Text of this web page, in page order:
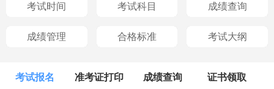
考试时间 考试科目 成绩查询
成绩管理 合格标准 考试大纲
考试报名 准考证打印 成绩查询 证书领取